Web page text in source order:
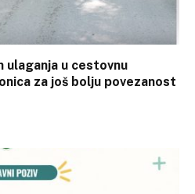
ulaganja u cestovnu
za još bolju povezanost